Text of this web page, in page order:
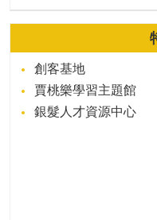
創客基地
賈桃樂學習主題館
銀髮人才資源中心